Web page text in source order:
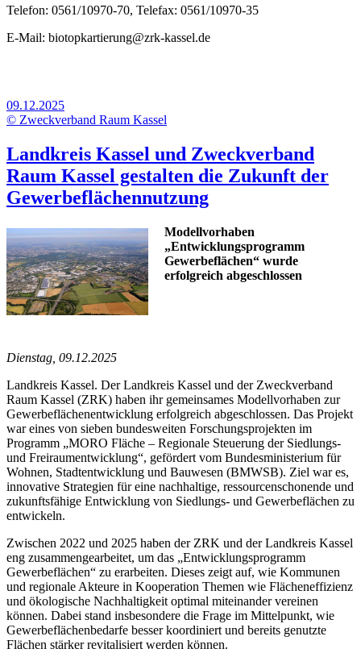
Telefon: 0561/10970-70, Telefax: 0561/10970-35
E-Mail: biotopkartierung@zrk-kassel.de
09.12.2025
© Zweckverband Raum Kassel
Landkreis Kassel und Zweckverband
Raum Kassel gestalten die Zukunft der
Gewerbeflächennutzung
Modellvorhaben
„Entwicklungsprogramm
Gewerbeflächen“ wurde
erfolgreich abgeschlossen
Dienstag, 09.12.2025
Landkreis Kassel. Der Landkreis Kassel und der Zweckverband
Raum Kassel (ZRK) haben ihr gemeinsames Modellvorhaben zur
Gewerbeflächenentwicklung erfolgreich abgeschlossen. Das Projekt
war eines von sieben bundesweiten Forschungsprojekten im
Programm „MORO Fläche – Regionale Steuerung der Siedlungs-
und Freiraumentwicklung“, gefördert vom Bundesministerium für
Wohnen, Stadtentwicklung und Bauwesen (BMWSB). Ziel war es,
innovative Strategien für eine nachhaltige, ressourcenschonende und
zukunftsfähige Entwicklung von Siedlungs- und Gewerbeflächen zu
entwickeln.
Zwischen 2022 und 2025 haben der ZRK und der Landkreis Kassel
eng zusammengearbeitet, um das „Entwicklungsprogramm
Gewerbeflächen“ zu erarbeiten. Dieses zeigt auf, wie Kommunen
und regionale Akteure in Kooperation Themen wie Flächeneffizienz
und ökologische Nachhaltigkeit optimal miteinander vereinen
können. Dabei stand insbesondere die Frage im Mittelpunkt, wie
Gewerbeflächenbedarfe besser koordiniert und bereits genutzte
Flächen stärker revitalisiert werden können.